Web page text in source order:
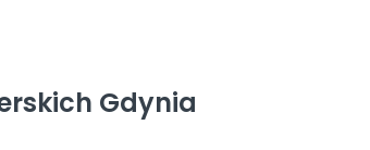
Gdynia